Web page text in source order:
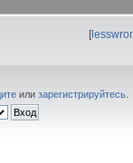
[
или зарегистрируйтесь